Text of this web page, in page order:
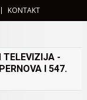
KONTAKT
TELEVIZIJA -
I 547.